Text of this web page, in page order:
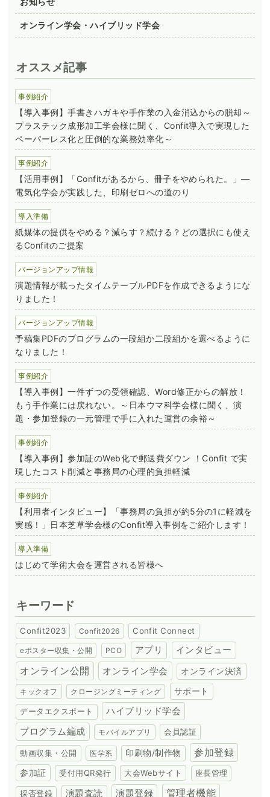
オンライン学会・ハイブリッド学会
オススメ記事
事例紹介
【導入事例】手書きハガキや手作業の入金消込からの脱却～
プラスチック成形加工学会様に聞く、Confit導入で実現した
ペーパーレス化と圧倒的な業務効率化～
事例紹介
【活用事例】「Confitがあるから、冊子をやめられた。」―
電気化学会が実践した、印刷ゼロへの道のり
導入準備
紙媒体の提供をやめる？減らす？続ける？どの選択にも使え
るConfitのご提案
バージョンアップ情報
演題情報が載ったタイムテーブルPDFを作成できるようにな
りました！
バージョンアップ情報
予稿集PDFのプログラムの一段組か二段組かを選べるように
なりました！
事例紹介
【導入事例】一件ずつの受領確認、Word修正からの解放！
もう手作業には戻れない。～日本ウマ科学会様に聞く、演
題・参加登録の一元管理で手に入れた運営の余裕～
事例紹介
【導入事例】参加証のWeb化で郵送費ダウン ！Confit で実
現したコスト削減と事務局の心理的負担軽減
事例紹介
【利用者インタビュー】「事務局の負担が約5分の1に軽減を
実感！」日本芝草学会様のConfit導入事例をご紹介します！
導入準備
はじめて学術大会を運営される皆様へ
キーワード
Confit2023 Confit2026 Confit Connect
eポスター収集・公開 PCO アプリ インタビュー
オンライン公開 オンライン学会 オンライン決済
キックオフ クロージングミーティング サポート
データエクスポート
ハイブリッド学会
プログラム編成
モバイルアプリ 会員認証
動画収集・公開 医学系 印刷物/制作物 参加登録
参加証 受付用QR発行 大会Webサイト 座長管理
採否登録 演題査読 演題登録 管理者機能